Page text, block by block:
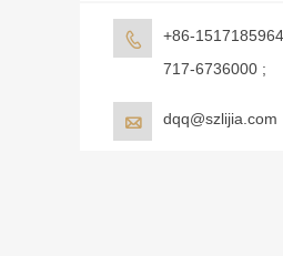

+86-
717-6736000 ;
 dqq@szlijia.com